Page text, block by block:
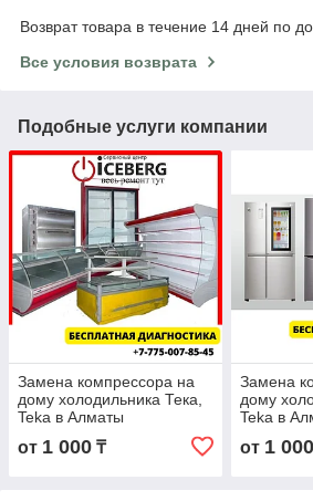
Возврат товара в течение 14 дней по
Все условия возврата
Подобные услуги компании
Замена компрессора на
дому холодильника Тека,
Teka в Алматы
от 1 000 ₸
Замена
дому
Teka в
от 1 000